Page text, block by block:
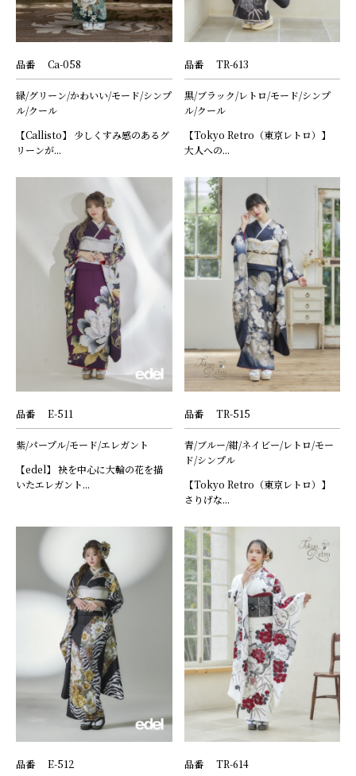
品番 Ca-058
緑/グリーン/かわいい/モード/シンプ
ル/クール
【Callisto】 少しくすみ感のあるグ
リーンが...
品番 TR-613
黒/ブラック/レトロ/モード/シンプ
ル/クール
【Tokyo Retro（東京レトロ）】
大人への...
品番 E-511
紫/パープル/モード/エレガント
【edel】 袂を中心に大輪の花を描
いたエレガント...
品番 TR-515
青/ブルー/紺/ネイビー/レトロ/モー
ド/シンプル
【Tokyo Retro（東京レトロ）】
さりげな...
品番 E-512 品番 TR-614